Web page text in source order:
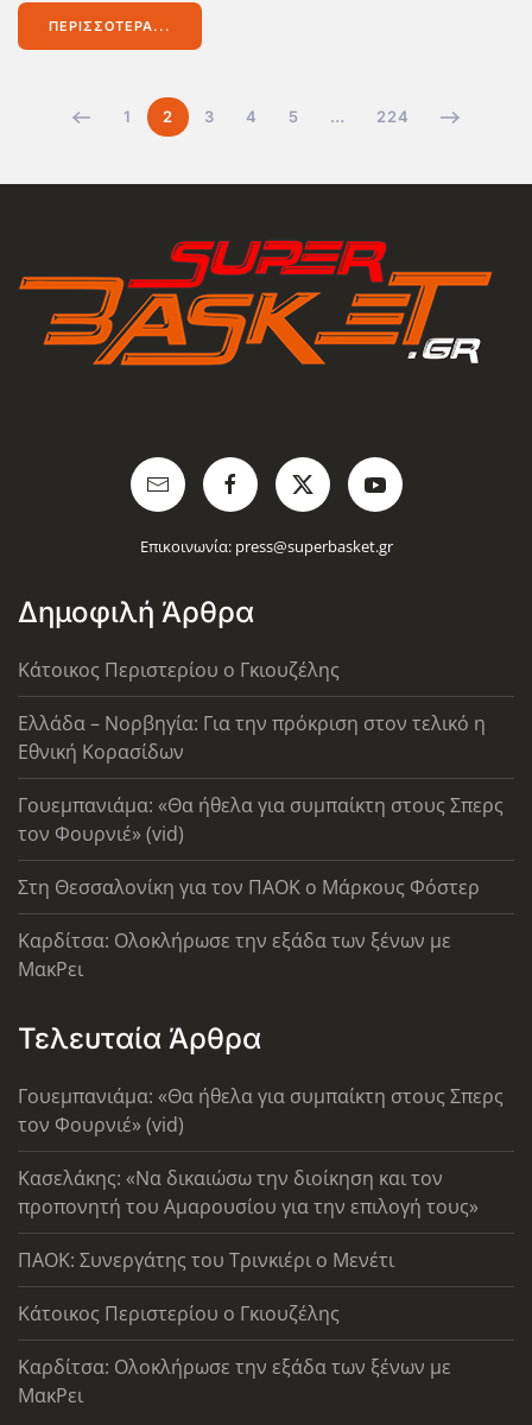
ΠΕΡΙΣΣΌΤΕΡΑ...
1 2 3 4 5 … 224
Επικοινωνία: press@superbasket.gr
Δημοφιλή Άρθρα
Κάτοικος Περιστερίου ο Γκιουζέλης
Ελλάδα – Νορβηγία: Για την πρόκριση στον τελικό η
Εθνική Κορασίδων
Γουεμπανιάμα: «Θα ήθελα για συμπαίκτη στους Σπερς
τον Φουρνιέ» (vid)
Στη Θεσσαλονίκη για τον ΠΑΟΚ ο Μάρκους Φόστερ
Καρδίτσα: Ολοκλήρωσε την εξάδα των ξένων με
ΜακΡει
Τελευταία Άρθρα
Γουεμπανιάμα: «Θα ήθελα για συμπαίκτη στους Σπερς
τον Φουρνιέ» (vid)
Κασελάκης: «Να δικαιώσω την διοίκηση και τον
προπονητή του Αμαρουσίου για την επιλογή τους»
ΠΑΟΚ: Συνεργάτης του Τρινκιέρι ο Μενέτι
Κάτοικος Περιστερίου ο Γκιουζέλης
Καρδίτσα: Ολοκλήρωσε την εξάδα των ξένων με
ΜακΡει